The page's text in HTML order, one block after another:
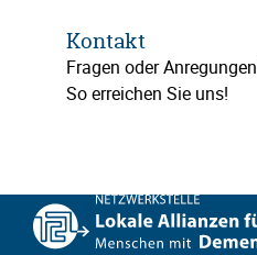
Kontakt
Fragen oder
So erreichen Sie uns!